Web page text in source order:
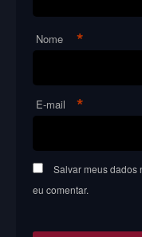
Nome *
E-mail *
Salvar meus dados
eu comentar.